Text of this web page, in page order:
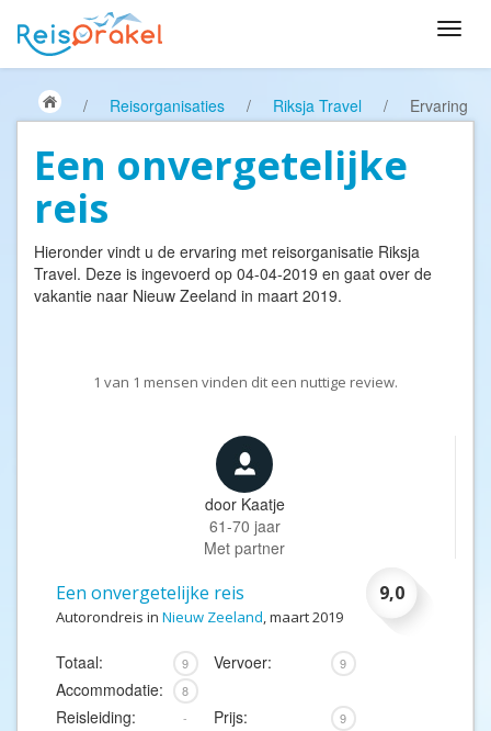
/ Reisorganisaties / Riksja Travel / Ervaring
Een onvergetelijke
reis
Hieronder vindt u de ervaring met reisorganisatie Riksja
Travel. Deze is ingevoerd op 04-04-2019 en gaat over de
vakantie naar Nieuw Zeeland in maart 2019.
1 van 1 mensen vinden dit een nuttige review.
door Kaatje
61-70 jaar
Met partner
9,0
Een onvergetelijke reis
Autorondreis in Nieuw Zeeland, maart 2019
Totaal: 9 Vervoer: 9
Accommodatie: 8
Reisleiding: - Prijs: 9